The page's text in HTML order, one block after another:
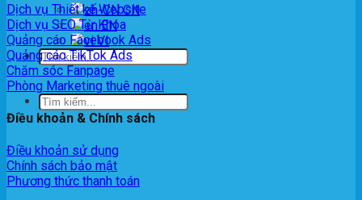
EN
VI
Dịch vụ Thiết kế Website
Dịch vụ SEO Từ Khóa
Quảng cáo Facebook Ads
Quảng cáo TikTok Ads
Chăm sóc Fanpage
Phòng Marketing thuê ngoài
Điều khoản & Chính sách
Điều khoản sử dụng
Chính sách bảo mật
Phương thức thanh toán